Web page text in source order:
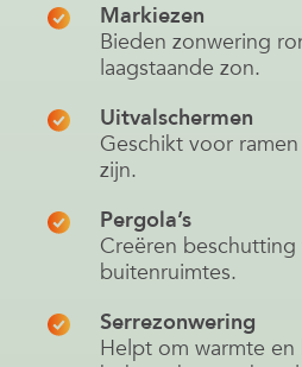
Markiezen
Bieden zonwering
laagstaande zon.
Uitvalschermen
Geschikt voor
zijn.
Pergola’s
Creëren
buitenruimtes.
Serrezonwering
Helpt om warmte